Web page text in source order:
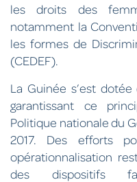
les droits des
notamment la
les formes de
(CEDEF).
La Guinée s’est
garantissant ce
Politique nationale du
2017. Des efforts
opérationnalisation
des dispositifs